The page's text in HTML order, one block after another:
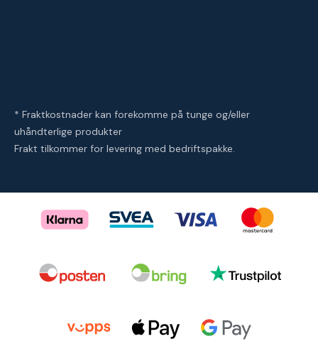
* Fraktkostnader kan forekomme på tunge og/eller
uhåndterlige produkter
Frakt tilkommer for levering med bedriftspakke.